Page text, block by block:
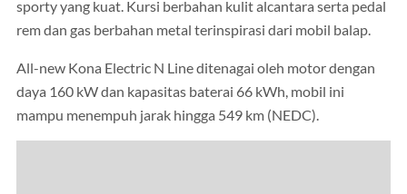
sporty yang kuat. Kursi berbahan kulit alcantara serta pedal
rem dan gas berbahan metal terinspirasi dari mobil balap.
All-new Kona Electric N Line ditenagai oleh motor dengan
daya 160 kW dan kapasitas baterai 66 kWh, mobil ini
mampu menempuh jarak hingga 549 km (NEDC).